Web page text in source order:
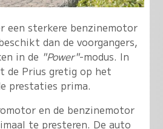
een sterkere benzinemotor
dan de voorgangers,
in de "Power"-modus. In
de Prius gretig op het
prestaties prima.
en de benzinemotor
te presteren. De auto